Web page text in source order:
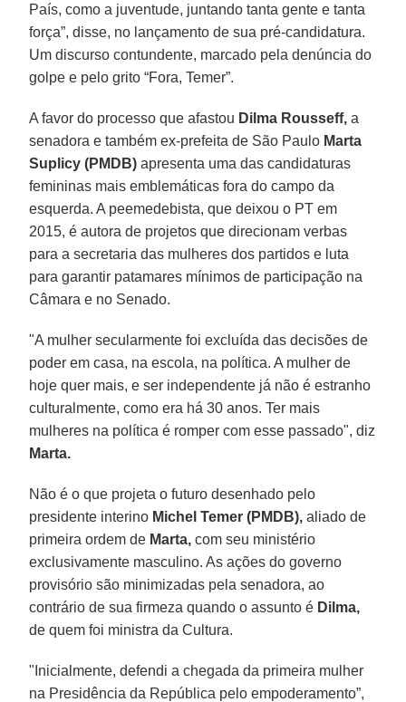
País, como a juventude, juntando tanta gente e tanta
força”, disse, no lançamento de sua pré-candidatura.
Um discurso contundente, marcado pela denúncia do
golpe e pelo grito “Fora, Temer”.
A favor do processo que afastou Dilma Rousseff, a
senadora e também ex-prefeita de São Paulo Marta
Suplicy (PMDB) apresenta uma das candidaturas
femininas mais emblemáticas fora do campo da
esquerda. A peemedebista, que deixou o PT em
2015, é autora de projetos que direcionam verbas
para a secretaria das mulheres dos partidos e luta
para garantir patamares mínimos de participação na
Câmara e no Senado.
"A mulher secularmente foi excluída das decisões de
poder em casa, na escola, na política. A mulher de
hoje quer mais, e ser independente já não é estranho
culturalmente, como era há 30 anos. Ter mais
mulheres na política é romper com esse passado", diz
Marta.
Não é o que projeta o futuro desenhado pelo
presidente interino Michel Temer (PMDB), aliado de
primeira ordem de Marta, com seu ministério
exclusivamente masculino. As ações do governo
provisório são minimizadas pela senadora, ao
contrário de sua firmeza quando o assunto é Dilma,
de quem foi ministra da Cultura.
"Inicialmente, defendi a chegada da primeira mulher
na Presidência da República pelo empoderamento”,